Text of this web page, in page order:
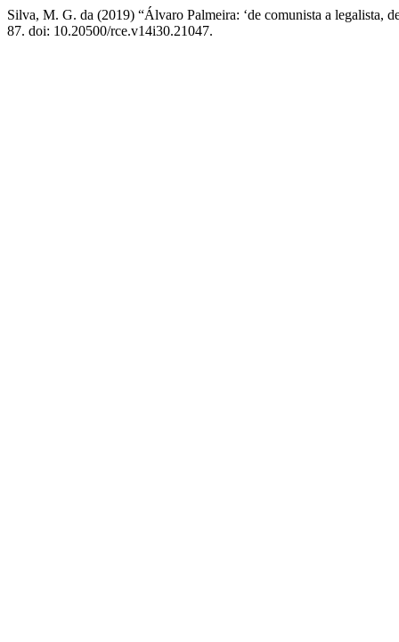
Silva, M. G. da (2019) “Álvaro Palmeira: ‘de comunista a legalista,
87. doi: 10.20500/rce.v14i30.21047.